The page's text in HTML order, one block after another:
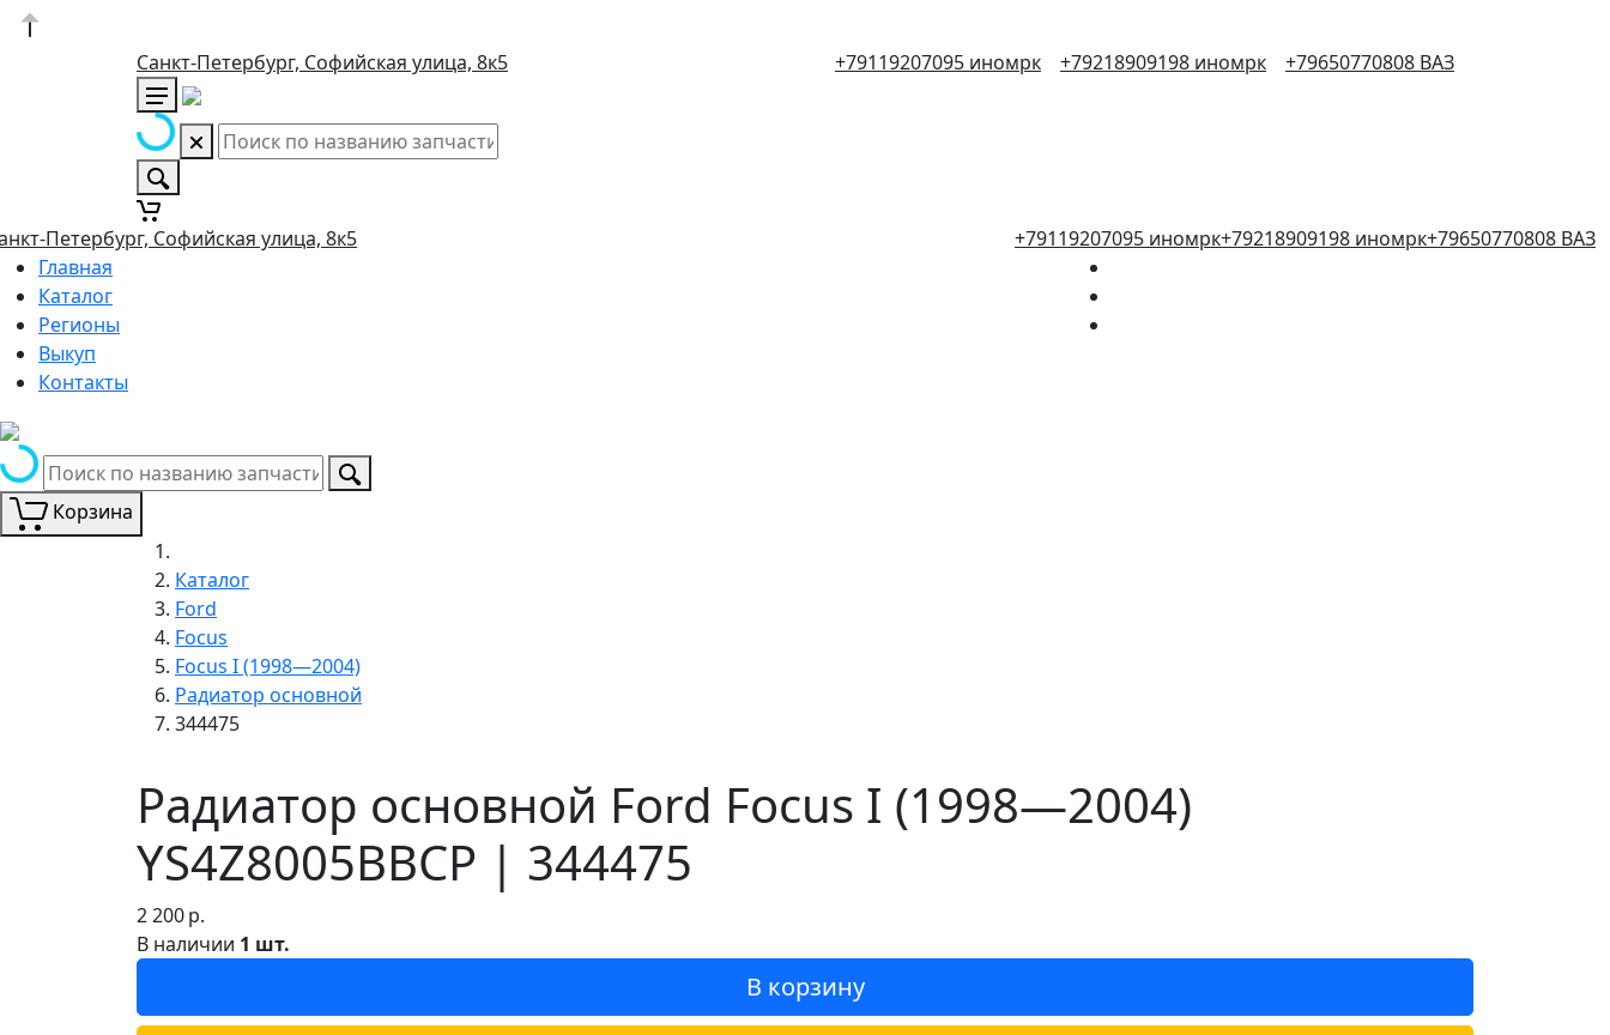
Санкт-Петербург, Софийская улица, 8к5 +79119207095 иномрк +79218909198 иномрк +79650770808 ВАЗ
Петербург, Софийская улица, 8к5 +79119207095 иномрк+79218909198 иномрк+79650770808 ВАЗ
Главная
Каталог
Регионы
Выкуп
Контакты
Корзина
Каталог
Ford
Focus
Focus I (1998—2004)
Радиатор основной
344475
Радиатор основной Ford Focus I (1998—2004)
YS4Z8005BBCP | 344475
2 200р.
В наличии 1 шт.
В корзину